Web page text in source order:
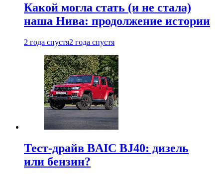
Какой могла стать (и не стала)
наша Нива: продолжение истории
2 года спустя2 года спустя
Тест-драйв BAIC BJ40: дизель
или бензин?